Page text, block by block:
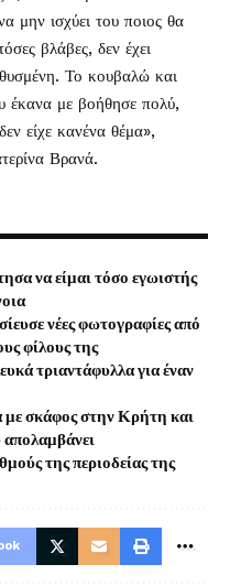
μην ισχύει του ποιος θα
βλάβες, δεν έχει
Το κουβαλώ και
έκανα με βοήθησε πολύ,
είχε κανένα θέμα»,
Βρανά.
να είμαι τόσο εγωιστής
νέες φωτογραφίες από
φίλους της
τριαντάφυλλα για έναν
σκάφος στην Κρήτη και
απολαμβάνει
της περιοδείας της